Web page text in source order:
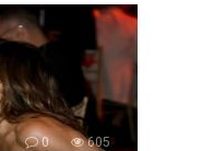
0 605